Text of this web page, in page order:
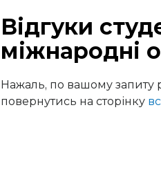
Відгуки
міжнародні
Нажаль, по вашому запиту
повернутись на сторінку